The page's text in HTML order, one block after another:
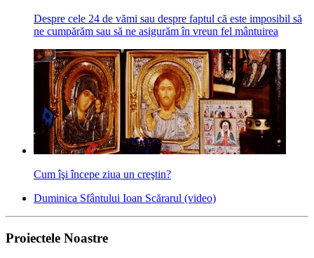
Despre cele 24 de vămi sau despre faptul că este imposibil să
ne cumpărăm sau să ne asigurăm în vreun fel mântuirea
Cum îşi începe ziua un creştin?
Duminica Sfântului Ioan Scărarul (video)
Proiectele Noastre